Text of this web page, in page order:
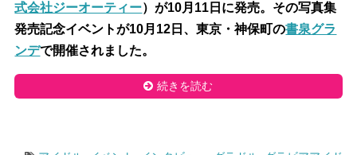
式会社ジーオーティー）が10月11日に発売。その写真集
発売記念イベントが10月12日、東京・神保町の書泉グラ
ンデで開催されました。
続きを読む